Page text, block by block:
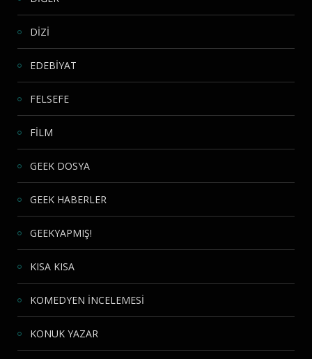
DİZİ
EDEBİYAT
FELSEFE
FİLM
GEEK DOSYA
GEEK HABERLER
GEEKYAPMIŞ!
KISA KISA
KOMEDYEN İNCELEMESİ
KONUK YAZAR